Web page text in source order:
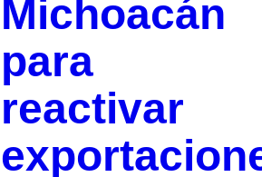
Michoacán
para
reactivar